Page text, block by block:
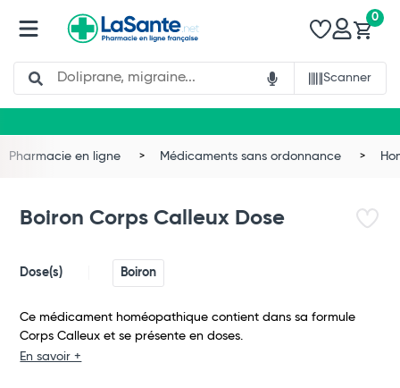
Search
Scanner
0
Total
Pharmacie en ligne Médicaments sans ordonnance
Boiron Corps Calleux Dose
Dose(s) Boiron
Ce médicament homéopathique contient dans sa formule
Corps Calleux et se présente en doses.
En savoir +